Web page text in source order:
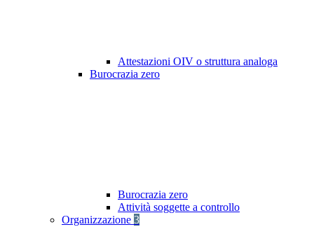
Attestazioni OIV o struttura analoga
Burocrazia zero
Burocrazia zero
Attività soggette a controllo
Organizzazione 3